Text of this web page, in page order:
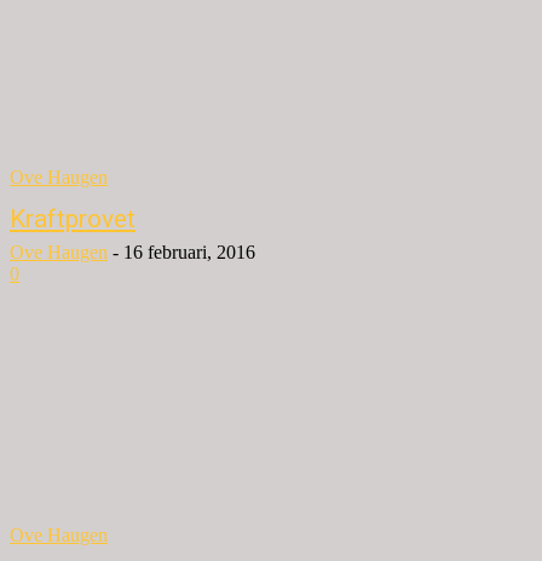
Ove Haugen
Kraftprovet
Ove Haugen - 16 februari, 2016
0
Ove Haugen